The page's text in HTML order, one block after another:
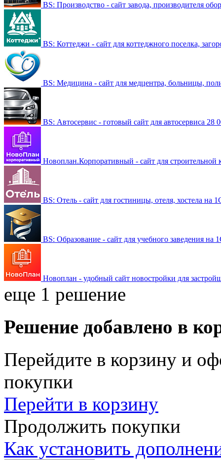
BS: Производство - сайт завода, производителя
BS: Коттеджи - сайт для коттеджного поселка,
BS: Медицина - сайт для медцентра, больницы,
BS: Автосервис - готовый сайт для автосервиса 28
Новоплан.Корпоративный - сайт для
BS: Отель - сайт для гостиницы, отеля, хостела на
BS: Образование - сайт для учебного заведения
Новоплан - удобный сайт новостройки для
еще 1 решение
Решение добавлено в
Перейдите в корзину и
покупки
Перейти в корзину
Продолжить покупки
Как установить